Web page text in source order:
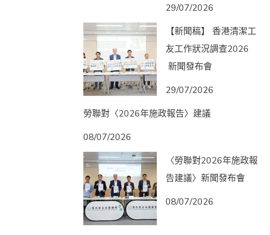
29/07/2026
【新聞稿】 香港清潔工
友工作狀況調查2026
新聞發布會
29/07/2026
勞聯對〈2026年施政報告〉建議
08/07/2026
〈勞聯對2026年施政報
告建議〉新聞發布會
08/07/2026